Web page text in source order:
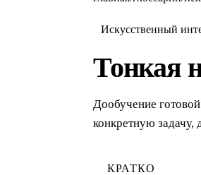
Искусственный
Тонкая
Дообучение
конкретную задачу,
КРАТКО